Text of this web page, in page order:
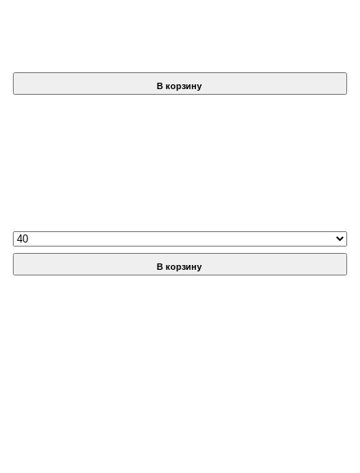
В корзину
В корзину